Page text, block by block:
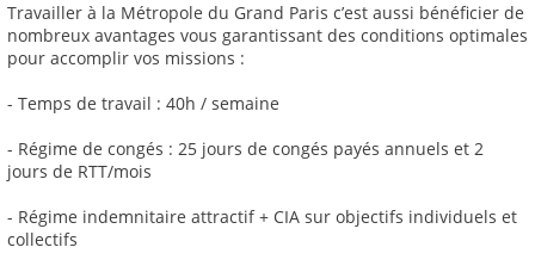
Travailler à la Métropole du Grand Paris c’est aussi bénéficier de
nombreux avantages vous garantissant des conditions optimales
pour accomplir vos missions :
- Temps de travail : 40h / semaine
- Régime de congés : 25 jours de congés payés annuels et 2
jours de RTT/mois
- Régime indemnitaire attractif + CIA sur objectifs individuels et
collectifs